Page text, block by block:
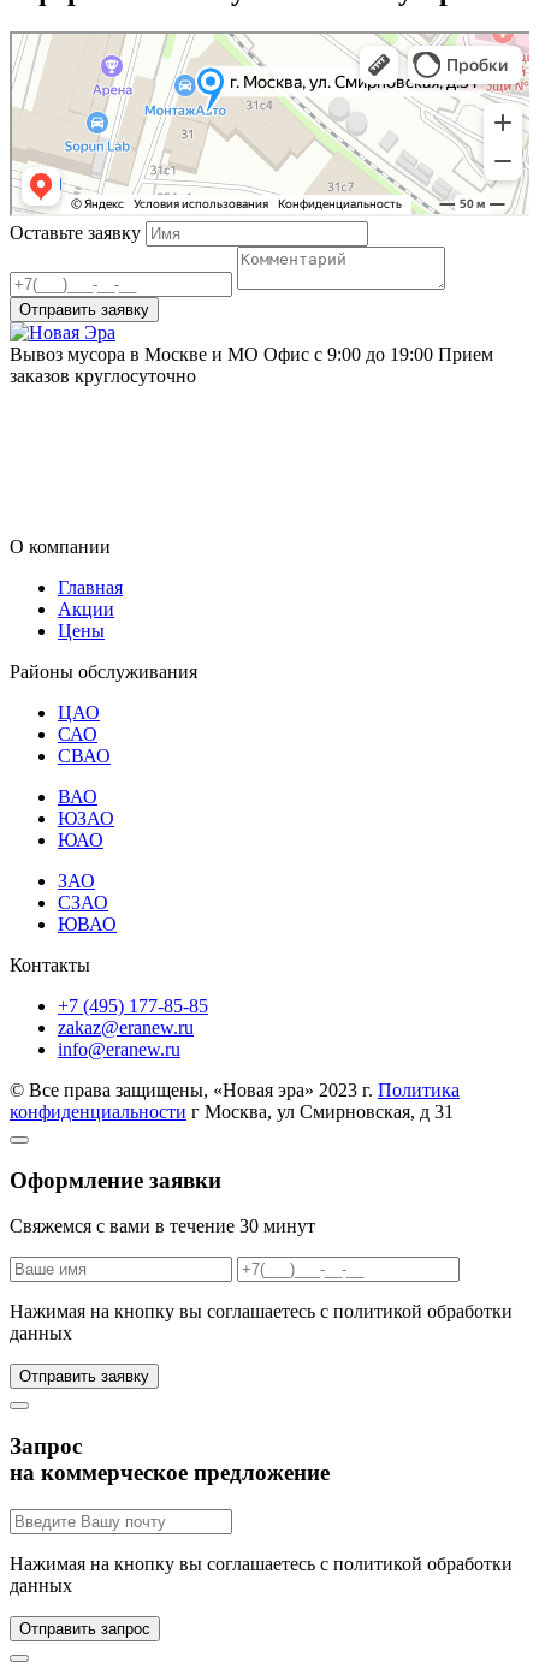
г. Москва, ул. Смирновская, д.31
Оставьте заявку
Отправить заявку
Вывоз мусора в Москве и МО Офис с 9:00 до 19:00 Прием
заказов круглосуточно
О компании
Главная
Акции
Цены
Районы обслуживания
ЦАО
САО
СВАО
ВАО
ЮЗАО
ЮАО
ЗАО
СЗАО
ЮВАО
Контакты
+7 (495) 177-85-85
zakaz@eranew.ru
info@eranew.ru
© Все права защищены, «Новая эра» 2023 г. Политика
конфиденциальности г Москва, ул Смирновская, д 31
Оформление заявки
Свяжемся с вами в течение 30 минут
Нажимая на кнопку вы соглашаетесь с политикой обработки
данных
Запрос
на коммерческое предложение
Нажимая на кнопку вы соглашаетесь с политикой обработки
данных